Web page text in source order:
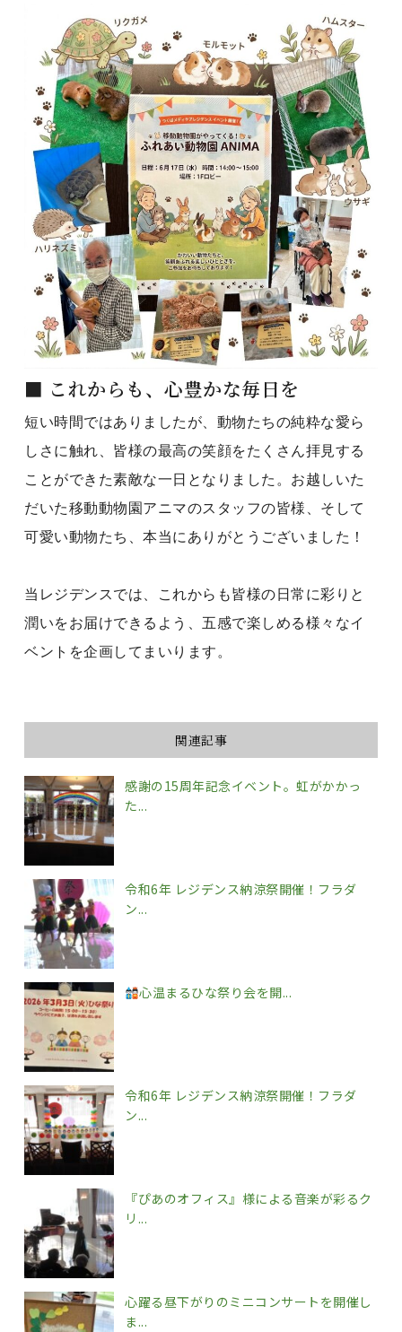
■ これからも、心豊かな毎日を
短い時間ではありましたが、動物たちの純粋な愛ら
しさに触れ、皆様の最高の笑顔をたくさん拝見する
ことができた素敵な一日となりました。お越しいた
だいた移動動物園アニマのスタッフの皆様、そして
可愛い動物たち、本当にありがとうございました！
当レジデンスでは、これからも皆様の日常に彩りと
潤いをお届けできるよう、五感で楽しめる様々なイ
ベントを企画してまいります。
関連記事
感謝の15周年記念イベント。虹がかかっ
た...
令和6年 レジデンス納涼祭開催！フラダ
ン...
心温まるひな祭り会を開...
令和6年 レジデンス納涼祭開催！フラダ
ン...
『ぴあのオフィス』様による音楽が彩るク
リ...
心躍る昼下がりのミニコンサートを開催し
ま...